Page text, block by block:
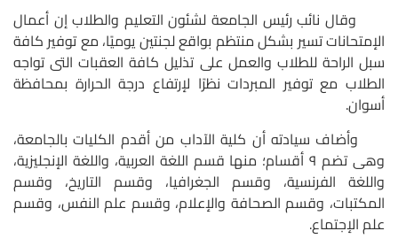
وقال نائب رئيس الجامعة لشئون التعليم والطلاب إن أعمال
الإمتحانات تسير بشكل منتظم بواقع لجنتين يوميًا، مع توفير كافة
سبل الراحة للطلاب والعمل على تذليل كافة العقبات التى تواجه
الطلاب مع توفير المبردات نظرًا لإرتفاع درجة الحرارة بمحافظة
أسوان.
وأضاف سيادته أن كلية الآداب من أقدم الكليات بالجامعة،
وهى تضم ٩ أقسام؛ منها قسم اللغة العربية، واللغة الإنجليزية،
واللغة الفرنسية، وقسم الجغرافيا، وقسم التاريخ، وقسم
المكتبات، وقسم الصحافة والإعلام، وقسم علم النفس، وقسم
علم الإجتماع.